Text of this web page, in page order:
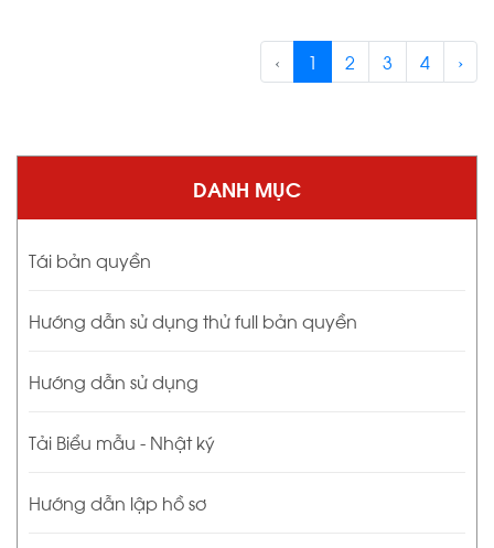
DANH MỤC
Tái bản quyền
Hướng dẫn sử dụng thử full bản quyền
Hướng dẫn sử dụng
Tải Biểu mẫu - Nhật ký
Hướng dẫn lập hồ sơ
‹ 1 2 3 4 ›